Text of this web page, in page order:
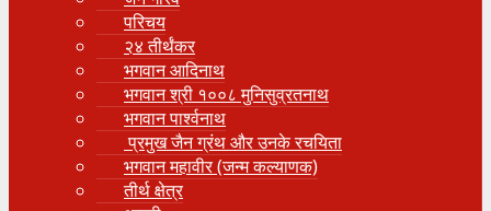
परिचय
२४ तीर्थंकर
भगवान आदिनाथ
भगवान श्री १००८ मुनिसुव्रतनाथ
भगवान पार्श्वनाथ
प्रमुख जैन ग्रंथ और उनके रचयिता
भगवान महावीर (जन्म कल्याणक)
तीर्थ क्षेत्र